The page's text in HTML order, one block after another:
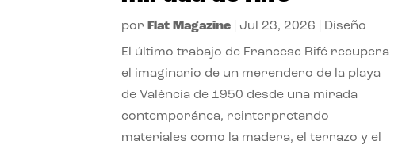
por Flat Magazine Jul 23, 2026 Diseño
El último trabajo de Francesc Rifé recupera
el imaginario de un merendero de la playa
de València de 1950 desde una mirada
contemporánea, reinterpretando
materiales como la madera, el terrazo y el